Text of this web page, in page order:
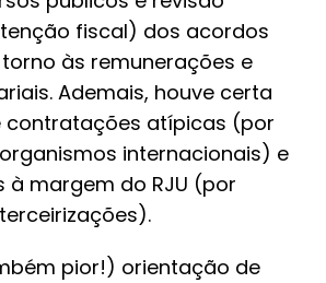
fiscal) dos acordos
às remunerações e
Ademais, houve certa
contratações atípicas (por
internacionais) e
margem do RJU (por
pior!) orientação de